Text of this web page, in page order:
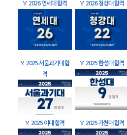
🏅 2026 연세대 합격 🏅 2026 청강대 합격
🏅 2025 서울과기대 합
격
🏅 2025 한성대 합격
🏅 2025 이대 합격 🏅 2025 가천대 합격